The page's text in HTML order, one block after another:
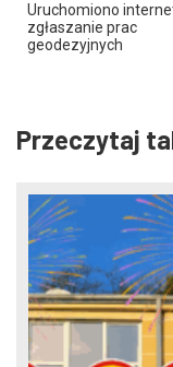
Uruchomiono
zgłaszanie prac
geodezyjnych
Przeczytaj